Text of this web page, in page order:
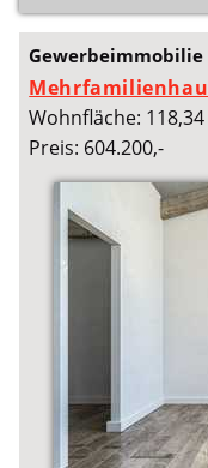
Wohnfläche: 118,34
Preis: 604.200,-